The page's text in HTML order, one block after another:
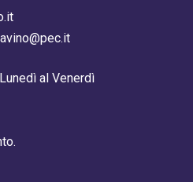
al Venerdì